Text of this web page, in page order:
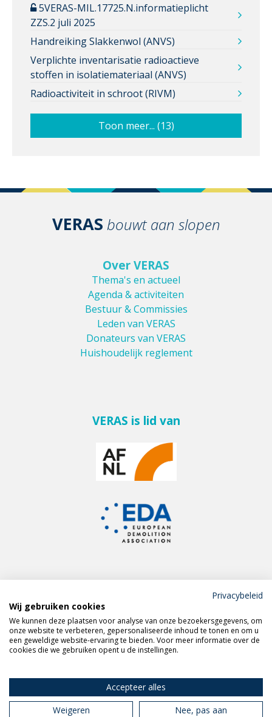
5VERAS-MIL.17725.N.informatieplicht
ZZS.2 juli 2025
Handreiking Slakkenwol (ANVS)
Verplichte inventarisatie radioactieve
stoffen in isolatiemateriaal (ANVS)
Radioactiviteit in schroot (RIVM)
Toon meer... (13)
VERAS bouwt aan slopen
Over VERAS
Thema's en actueel
Agenda & activiteiten
Bestuur & Commissies
Leden van VERAS
Donateurs van VERAS
Huishoudelijk reglement
VERAS is lid van
Meld je aan voor de
VERAS nieuwsbrief
Volg VERAS op
Privacybeleid
Wij gebruiken cookies
We kunnen deze plaatsen voor analyse van onze bezoekersgegevens, om
onze website te verbeteren, gepersonaliseerde inhoud te tonen en om u
een geweldige website-ervaring te bieden. Voor meer informatie over de
cookies die we gebruiken opent u de instellingen.
Accepteer alles
Weigeren
Nee, pas aan